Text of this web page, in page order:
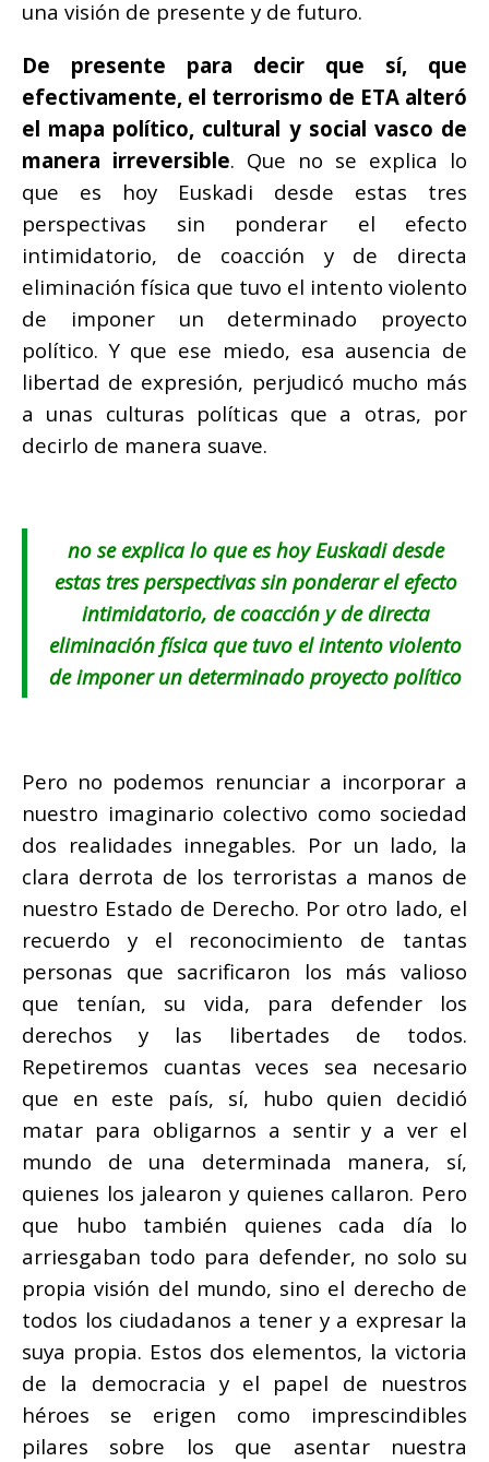
una visión de presente y de futuro.
De presente para decir que sí, que
efectivamente, el terrorismo de ETA alteró
el mapa político, cultural y social vasco de
manera irreversible. Que no se explica lo
que es hoy Euskadi desde estas tres
perspectivas sin ponderar el efecto
intimidatorio, de coacción y de directa
eliminación física que tuvo el intento violento
de imponer un determinado proyecto
político. Y que ese miedo, esa ausencia de
libertad de expresión, perjudicó mucho más
a unas culturas políticas que a otras, por
decirlo de manera suave.
no se explica lo que es hoy Euskadi desde
estas tres perspectivas sin ponderar el efecto
intimidatorio, de coacción y de directa
eliminación física que tuvo el intento violento
de imponer un determinado proyecto político
Pero no podemos renunciar a incorporar a
nuestro imaginario colectivo como sociedad
dos realidades innegables. Por un lado, la
clara derrota de los terroristas a manos de
nuestro Estado de Derecho. Por otro lado, el
recuerdo y el reconocimiento de tantas
personas que sacrificaron los más valioso
que tenían, su vida, para defender los
derechos y las libertades de todos.
Repetiremos cuantas veces sea necesario
que en este país, sí, hubo quien decidió
matar para obligarnos a sentir y a ver el
mundo de una determinada manera, sí,
quienes los jalearon y quienes callaron. Pero
que hubo también quienes cada día lo
arriesgaban todo para defender, no solo su
propia visión del mundo, sino el derecho de
todos los ciudadanos a tener y a expresar la
suya propia. Estos dos elementos, la victoria
de la democracia y el papel de nuestros
héroes se erigen como imprescindibles
pilares sobre los que asentar nuestra